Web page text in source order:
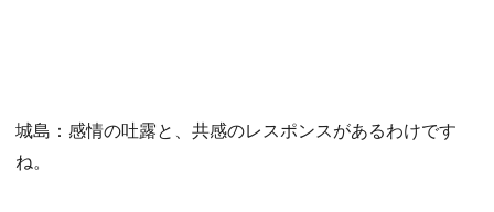
城島：感情の吐露と、共感のレスポンスがあるわけです
ね。